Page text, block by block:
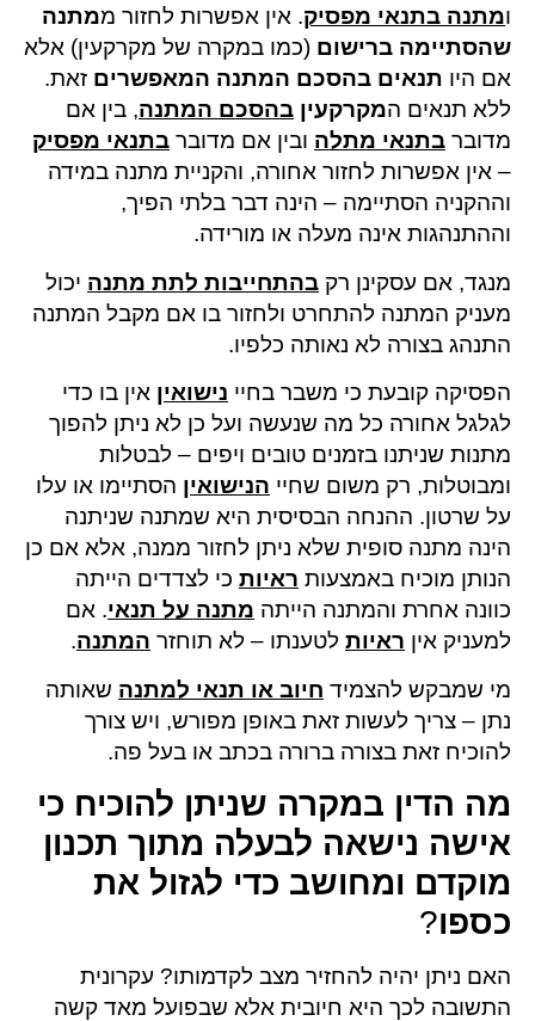
ומתנה בתנאי מפסיק. אין אפשרות לחזור ממתנה
שהסתיימה ברישום (כמו במקרה של מקרקעין) אלא
אם היו תנאים בהסכם המתנה המאפשרים זאת.
ללא תנאים המקרקעין בהסכם המתנה, בין אם
מדובר בתנאי מתלה ובין אם מדובר בתנאי מפסיק
– אין אפשרות לחזור אחורה, והקניית מתנה במידה
וההקניה הסתיימה – הינה דבר בלתי הפיך,
וההתנהגות אינה מעלה או מורידה.
מנגד, אם עסקינן רק בהתחייבות לתת מתנה יכול
מעניק המתנה להתחרט ולחזור בו אם מקבל המתנה
התנהג בצורה לא נאותה כלפיו.
הפסיקה קובעת כי משבר בחיי נישואין אין בו כדי
לגלגל אחורה כל מה שנעשה ועל כן לא ניתן להפוך
מתנות שניתנו בזמנים טובים ויפים – לבטלות
ומבוטלות, רק משום שחיי הנישואין הסתיימו או עלו
על שרטון. ההנחה הבסיסית היא שמתנה שניתנה
הינה מתנה סופית שלא ניתן לחזור ממנה, אלא אם כן
הנותן מוכיח באמצעות ראיות כי לצדדים הייתה
כוונה אחרת והמתנה הייתה מתנה על תנאי. אם
למעניק אין ראיות לטענתו – לא תוחזר המתנה.
מי שמבקש להצמיד חיוב או תנאי למתנה שאותה
נתן – צריך לעשות זאת באופן מפורש, ויש צורך
להוכיח זאת בצורה ברורה בכתב או בעל פה.
מה הדין במקרה שניתן להוכיח כי
אישה נישאה לבעלה מתוך תכנון
מוקדם ומחושב כדי לגזול את
כספו?
האם ניתן יהיה להחזיר מצב לקדמותו? עקרונית
התשובה לכך היא חיובית אלא שבפועל מאד קשה